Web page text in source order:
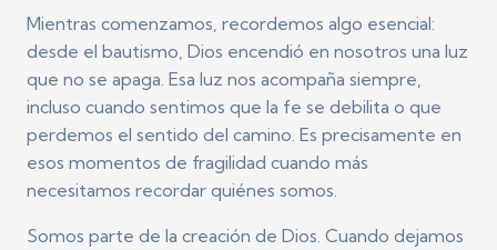
Mientras comenzamos, recordemos algo esencial:
desde el bautismo, Dios encendió en nosotros una luz
que no se apaga. Esa luz nos acompaña siempre,
incluso cuando sentimos que la fe se debilita o que
perdemos el sentido del camino. Es precisamente en
esos momentos de fragilidad cuando más
necesitamos recordar quiénes somos.
Somos parte de la creación de Dios. Cuando dejamos